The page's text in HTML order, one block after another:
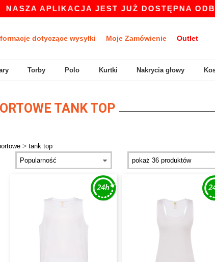
APLIKACJA JEST JUŻ DOSTĘPNA
dotyczące wysyłki Moje Zamówienie Outlet
Torby Polo Kurtki Nakrycia głowy
TANK TOP
> tank top